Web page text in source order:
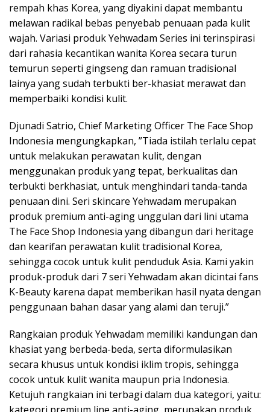
rempah khas Korea, yang diyakini dapat membantu
melawan radikal bebas penyebab penuaan pada kulit
wajah. Variasi produk Yehwadam Series ini terinspirasi
dari rahasia kecantikan wanita Korea secara turun
temurun seperti gingseng dan ramuan tradisional
lainya yang sudah terbukti ber-khasiat merawat dan
memperbaiki kondisi kulit.
Djunadi Satrio, Chief Marketing Officer The Face Shop
Indonesia mengungkapkan, ”Tiada istilah terlalu cepat
untuk melakukan perawatan kulit, dengan
menggunakan produk yang tepat, berkualitas dan
terbukti berkhasiat, untuk menghindari tanda-tanda
penuaan dini. Seri skincare Yehwadam merupakan
produk premium anti-aging unggulan dari lini utama
The Face Shop Indonesia yang dibangun dari heritage
dan kearifan perawatan kulit tradisional Korea,
sehingga cocok untuk kulit penduduk Asia. Kami yakin
produk-produk dari 7 seri Yehwadam akan dicintai fans
K-Beauty karena dapat memberikan hasil nyata dengan
penggunaan bahan dasar yang alami dan teruji.”
Rangkaian produk Yehwadam memiliki kandungan dan
khasiat yang berbeda-beda, serta diformulasikan
secara khusus untuk kondisi iklim tropis, sehingga
cocok untuk kulit wanita maupun pria Indonesia.
Ketujuh rangkaian ini terbagi dalam dua kategori, yaitu: